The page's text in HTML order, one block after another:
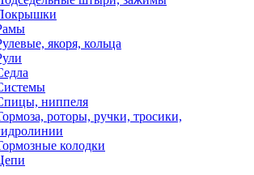
якоря, кольца
ниппеля
роторы, ручки, тросики,
колодки